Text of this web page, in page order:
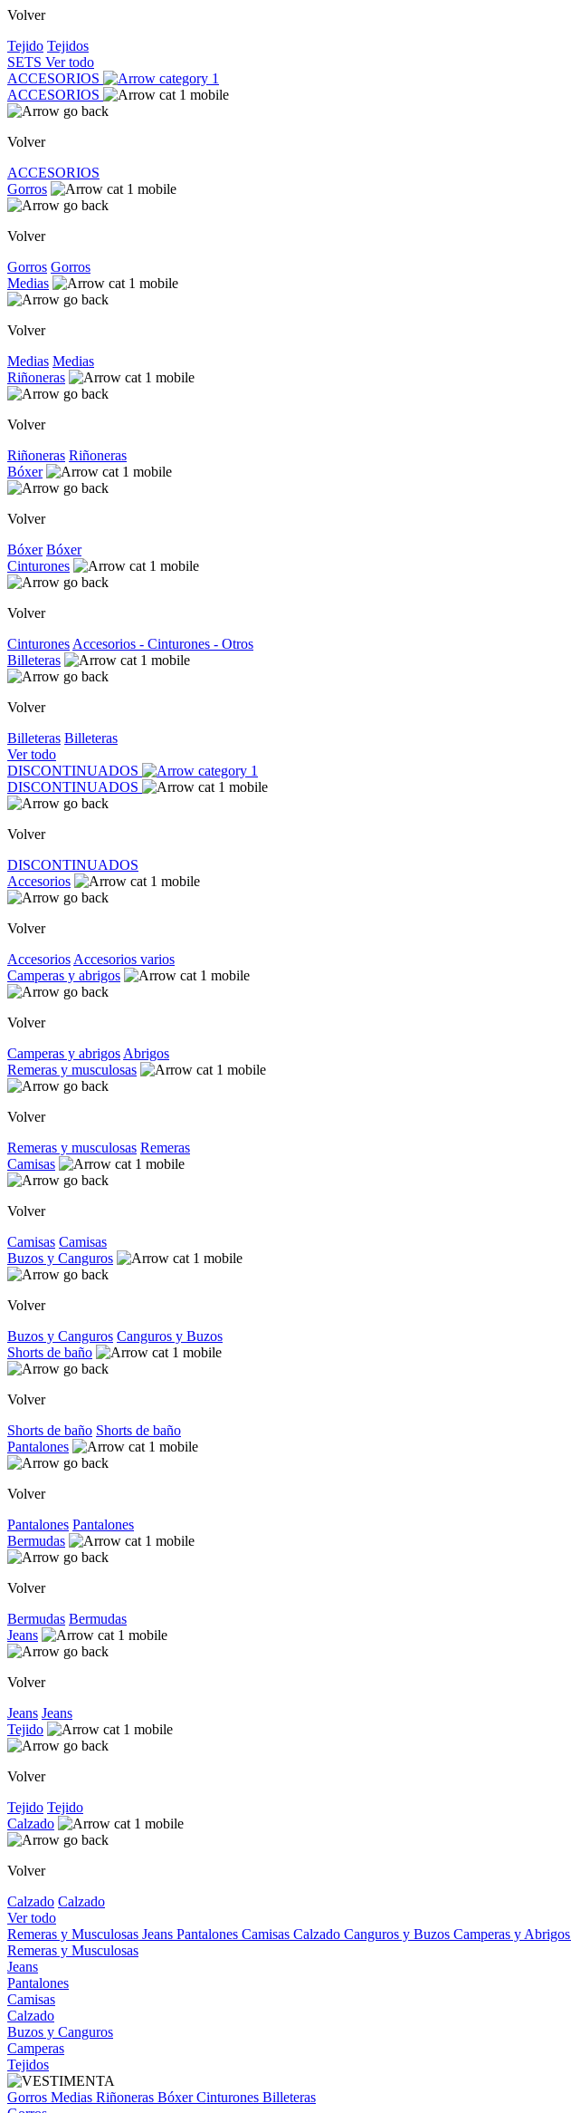
Volver
Tejido Tejidos
SETS Ver todo
ACCESORIOS
ACCESORIOS
Volver
ACCESORIOS
Gorros
Volver
Gorros Gorros
Medias
Volver
Medias Medias
Riñoneras
Volver
Riñoneras Riñoneras
Bóxer
Volver
Bóxer Bóxer
Cinturones
Volver
Cinturones Accesorios - Cinturones - Otros
Billeteras
Volver
Billeteras Billeteras
Ver todo
DISCONTINUADOS
DISCONTINUADOS
Volver
DISCONTINUADOS
Accesorios
Volver
Accesorios Accesorios varios
Camperas y abrigos
Volver
Camperas y abrigos Abrigos
Remeras y musculosas
Volver
Remeras y musculosas Remeras
Camisas
Volver
Camisas Camisas
Buzos y Canguros
Volver
Buzos y Canguros Canguros y Buzos
Shorts de baño
Volver
Shorts de baño Shorts de baño
Pantalones
Volver
Pantalones Pantalones
Bermudas
Volver
Bermudas Bermudas
Jeans
Volver
Jeans Jeans
Tejido
Volver
Tejido Tejido
Calzado
Volver
Calzado Calzado
Ver todo
Remeras y Musculosas Jeans Pantalones Camisas Calzado Canguros y Buzos Camperas y Abrigos
Remeras y Musculosas
Jeans
Pantalones
Camisas
Calzado
Buzos y Canguros
Camperas
Tejidos
Gorros Medias Riñoneras BóxerCinturones Billeteras